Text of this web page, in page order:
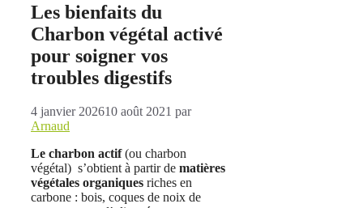
Les bienfaits du
Charbon végétal activé
pour soigner vos
troubles digestifs
4 janvier 202610 août 2021 par
Arnaud
Le charbon actif(ou charbon
végétal) s’obtient à partir de matières
végétales organiques riches en
carbone : bois, coques de noix de